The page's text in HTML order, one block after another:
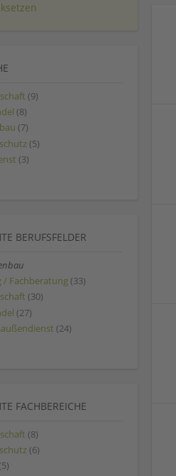
(9)
(8)
(7)
(5)
(3)
BERUFSFELDER
/ Fachberatung (33)
(30)
(27)
(24)
FACHBEREICHE
(8)
(6)
(5)